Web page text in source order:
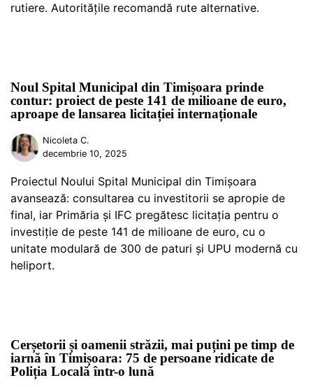
rutiere. Autoritățile recomandă rute alternative.
Noul Spital Municipal din Timișoara prinde
contur: proiect de peste 141 de milioane de euro,
aproape de lansarea licitației internaționale
Nicoleta C.
decembrie 10, 2025
Proiectul Noului Spital Municipal din Timișoara
avansează: consultarea cu investitorii se apropie de
final, iar Primăria și IFC pregătesc licitația pentru o
investiție de peste 141 de milioane de euro, cu o
unitate modulară de 300 de paturi și UPU modernă cu
heliport.
Cerșetorii și oamenii străzii, mai puțini pe timp de
iarnă în Timișoara: 75 de persoane ridicate de
Poliția Locală într-o lună